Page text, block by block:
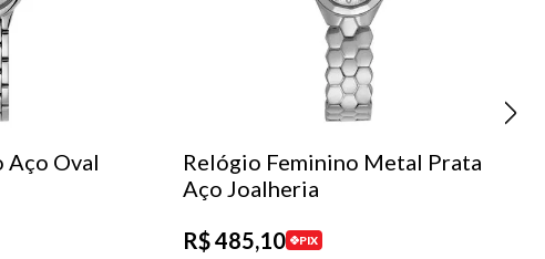
Aço Oval
Relógio Feminino Metal Prata
Aço Joalheria
R$485,10 PIX